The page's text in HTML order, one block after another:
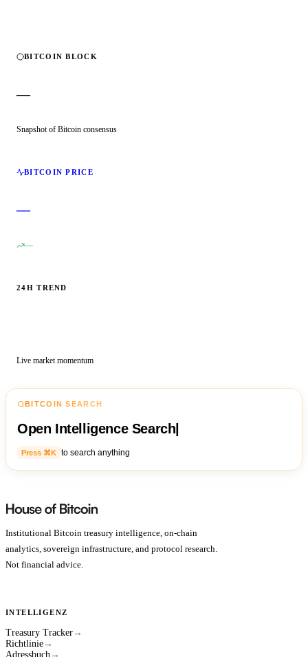
BITCOIN BLOCK
—
Snapshot of Bitcoin consensus
BITCOIN PRICE
—
—
24H TREND
Live market momentum
BITCOIN SEARCH
Open Intelligence Search|
Press ⌘K to search anything
Institutional Bitcoin treasury intelligence, on-chain
analytics, sovereign infrastructure, and protocol research.
Not financial advice.
INTELLIGENZ
Treasury Tracker →
Richtlinie →
Adressbuch →